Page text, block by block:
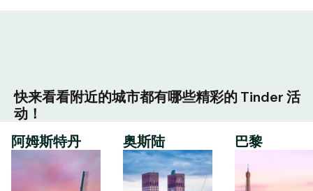
快来看看附近的城市都有哪些精彩的 Tinder 活
动！
阿姆斯特丹
奥斯陆 巴黎